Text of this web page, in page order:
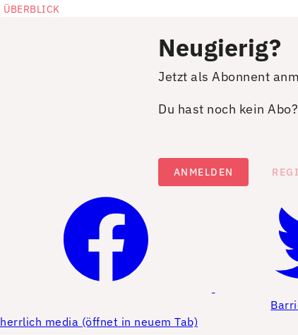
ÜBERBLICK
Neugierig?
Jetzt als Abonnent
Du hast noch kein
ANMELDEN
herrlich media (öffnet in neuem Tab)